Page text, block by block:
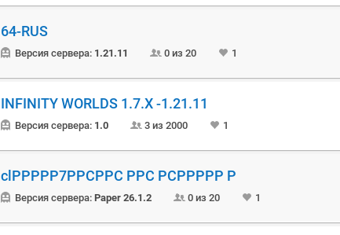
64-RUS
Версия сервера: 1.21.11 0 из 20 1
INFINITY WORLDS 1.7.X -1.21.11
Версия сервера: 1.0 3 из 2000 1
clРРРРР7РРСРРС РРС РСРРРРР Р
Версия сервера: Paper 26.1.2 0 из 20 1